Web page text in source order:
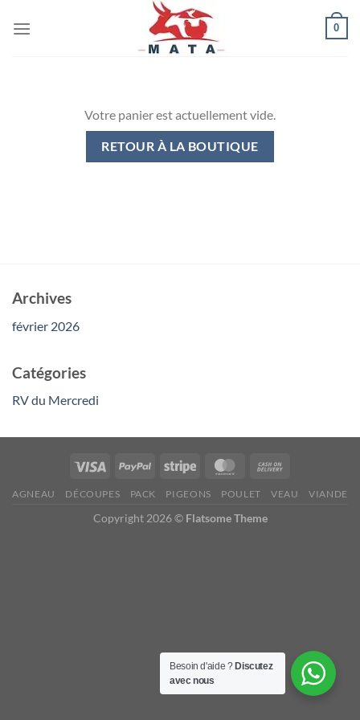
0
Votre panier est actuellement vide.
RETOUR À LA BOUTIQUE
Archives
février 2026
Catégories
RV du Mercredi
AGNEAU DÉCOUPES PACK PIGEONS POULET VEAU VIANDE
Copyright 2026 © Flatsome Theme
Besoin d'aide ? Discutez
avec nous